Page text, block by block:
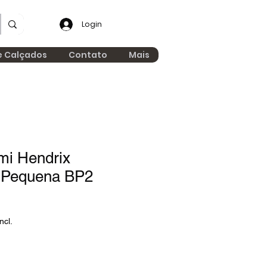
Login
Calçados Contato Mais
Hendrix
BP2